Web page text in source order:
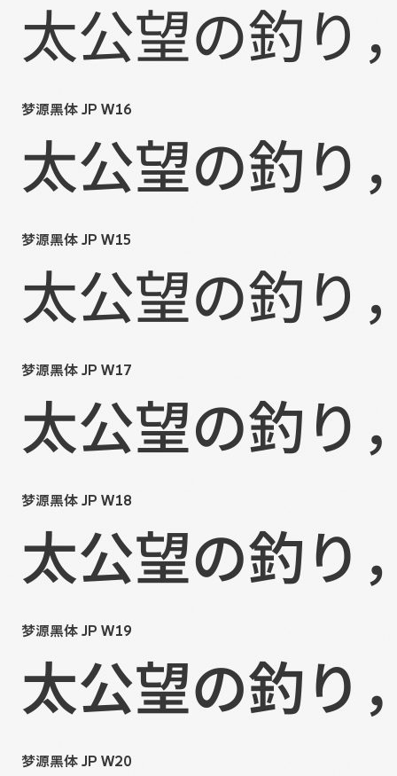
太公望の釣り
梦源黑体 JP W16
太公望の釣り
梦源黑体 JP W15
太公望の釣り
梦源黑体 JP W17
太公望の釣り
梦源黑体 JP W18
太公望の釣り
梦源黑体 JP W19
太公望の釣り
梦源黑体 JP W20